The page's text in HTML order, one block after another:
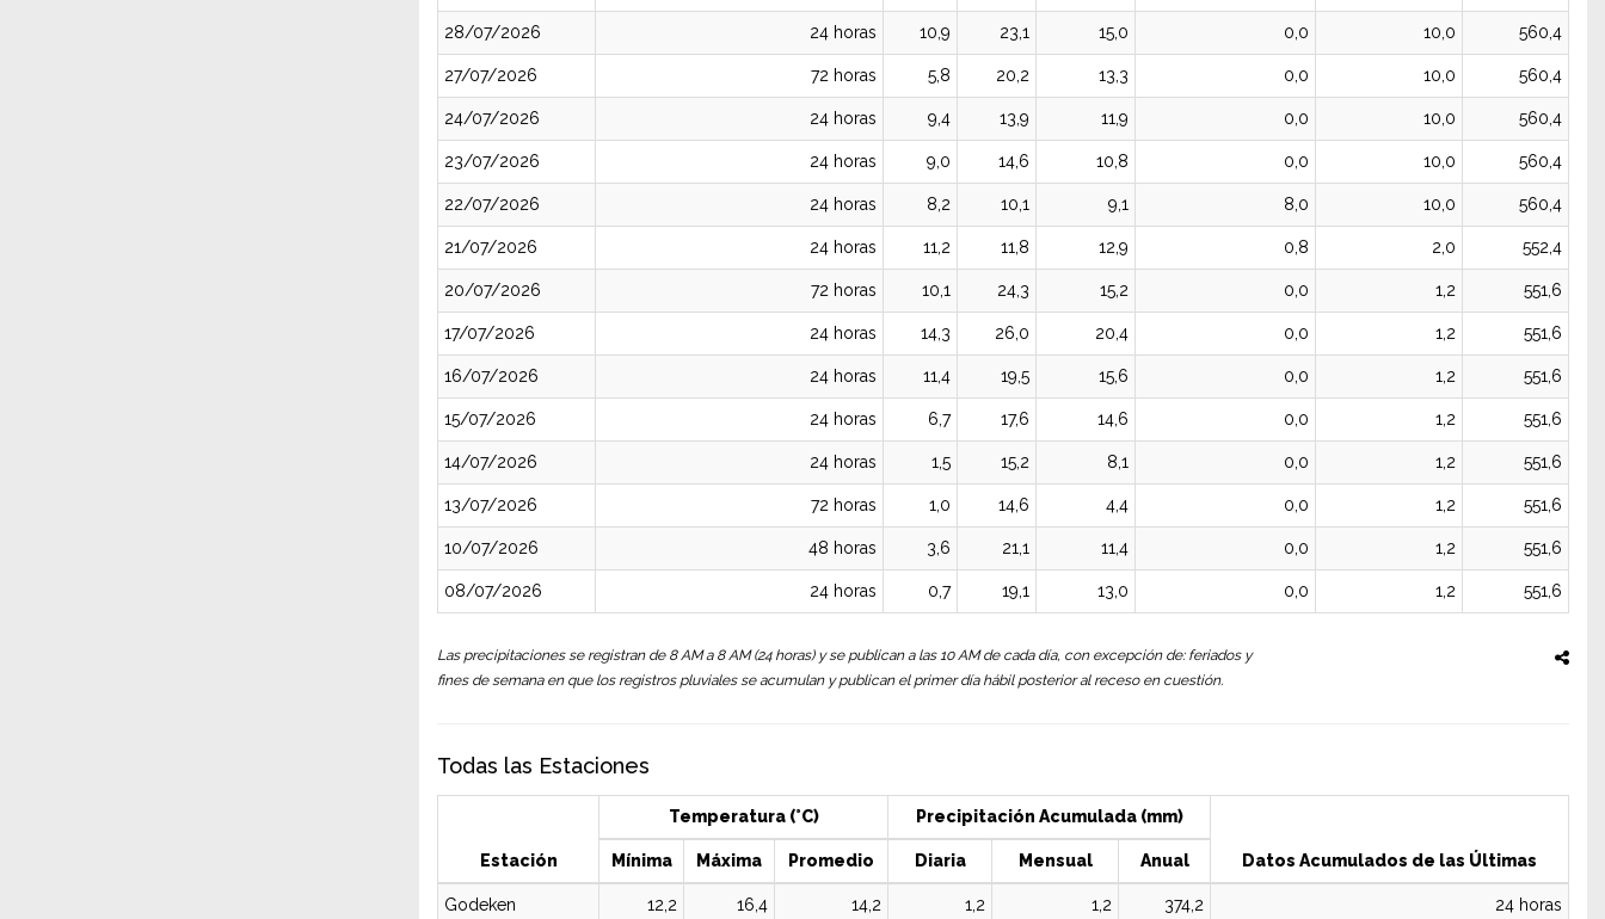
28/07/2026 24 horas 10,9 23,1 15,0 0,0 10,0 560,4
27/07/2026 72 horas 5,8 20,2 13,3 0,0 10,0 560,4
24/07/2026 24 horas 9,4 13,9 11,9 0,0 10,0 560,4
23/07/2026 24 horas 9,0 14,6 10,8 0,0 10,0 560,4
22/07/2026 24 horas 8,2 10,1 9,1 8,0 10,0 560,4
21/07/2026 24 horas 11,2 11,8 12,9 0,8 2,0 552,4
20/07/2026 72 horas 10,1 24,3 15,2 0,0 1,2 551,6
17/07/2026 24 horas 14,3 26,0 20,4 0,0 1,2 551,6
16/07/2026 24 horas 11,4 19,5 15,6 0,0 1,2 551,6
15/07/2026 24 horas 6,7 17,6 14,6 0,0 1,2 551,6
14/07/2026 24 horas 1,5 15,2 8,1 0,0 1,2 551,6
13/07/2026 72 horas 1,0 14,6 4,4 0,0 1,2 551,6
10/07/2026 48 horas 3,6 21,1 11,4 0,0 1,2 551,6
08/07/2026 24 horas 0,7 19,1 13,0 0,0 1,2 551,6
Las precipitaciones se registran de 8 AM a 8 AM (24 horas) y se publican a las 10 AM de cada día, con excepción de: feriados y
fines de semana en que los registros pluviales se acumulan y publican el primer día hábil posterior al receso en cuestión.
Todas las Estaciones
Estación
Temperatura (°C) Precipitación Acumulada (mm)
Datos Acumulados de las Últimas
Mínima Máxima Promedio Diaria Mensual Anual
Godeken 12,2 16,4 14,2 1,2 1,2 374,2 24 horas